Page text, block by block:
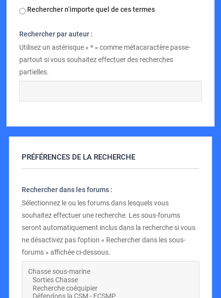
Rechercher n’importe quel de ces termes
Rechercher par auteur :
Utilisez un astérisque « * » comme métacaractère passe-
partout si vous souhaitez effectuer des recherches
partielles.
PRÉFÉRENCES DE LA RECHERCHE
Rechercher dans les forums :
Sélectionnez le ou les forums dans lesquels vous
souhaitez effectuer une recherche. Les sous-forums
seront automatiquement inclus dans la recherche si vous
ne désactivez pas l’option « Rechercher dans les sous-
forums » affichée ci-dessous.